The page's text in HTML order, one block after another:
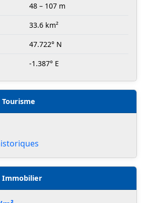
48 – 107 m
33.6 km²
47.722° N
-1.387° E
Immobilier